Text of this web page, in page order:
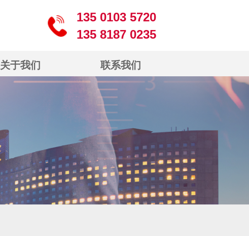
关于我们 联系我们
135 0103 5720
135 8187 0235